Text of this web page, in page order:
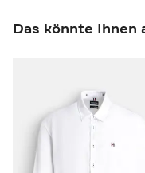
Das könnte Ihnen